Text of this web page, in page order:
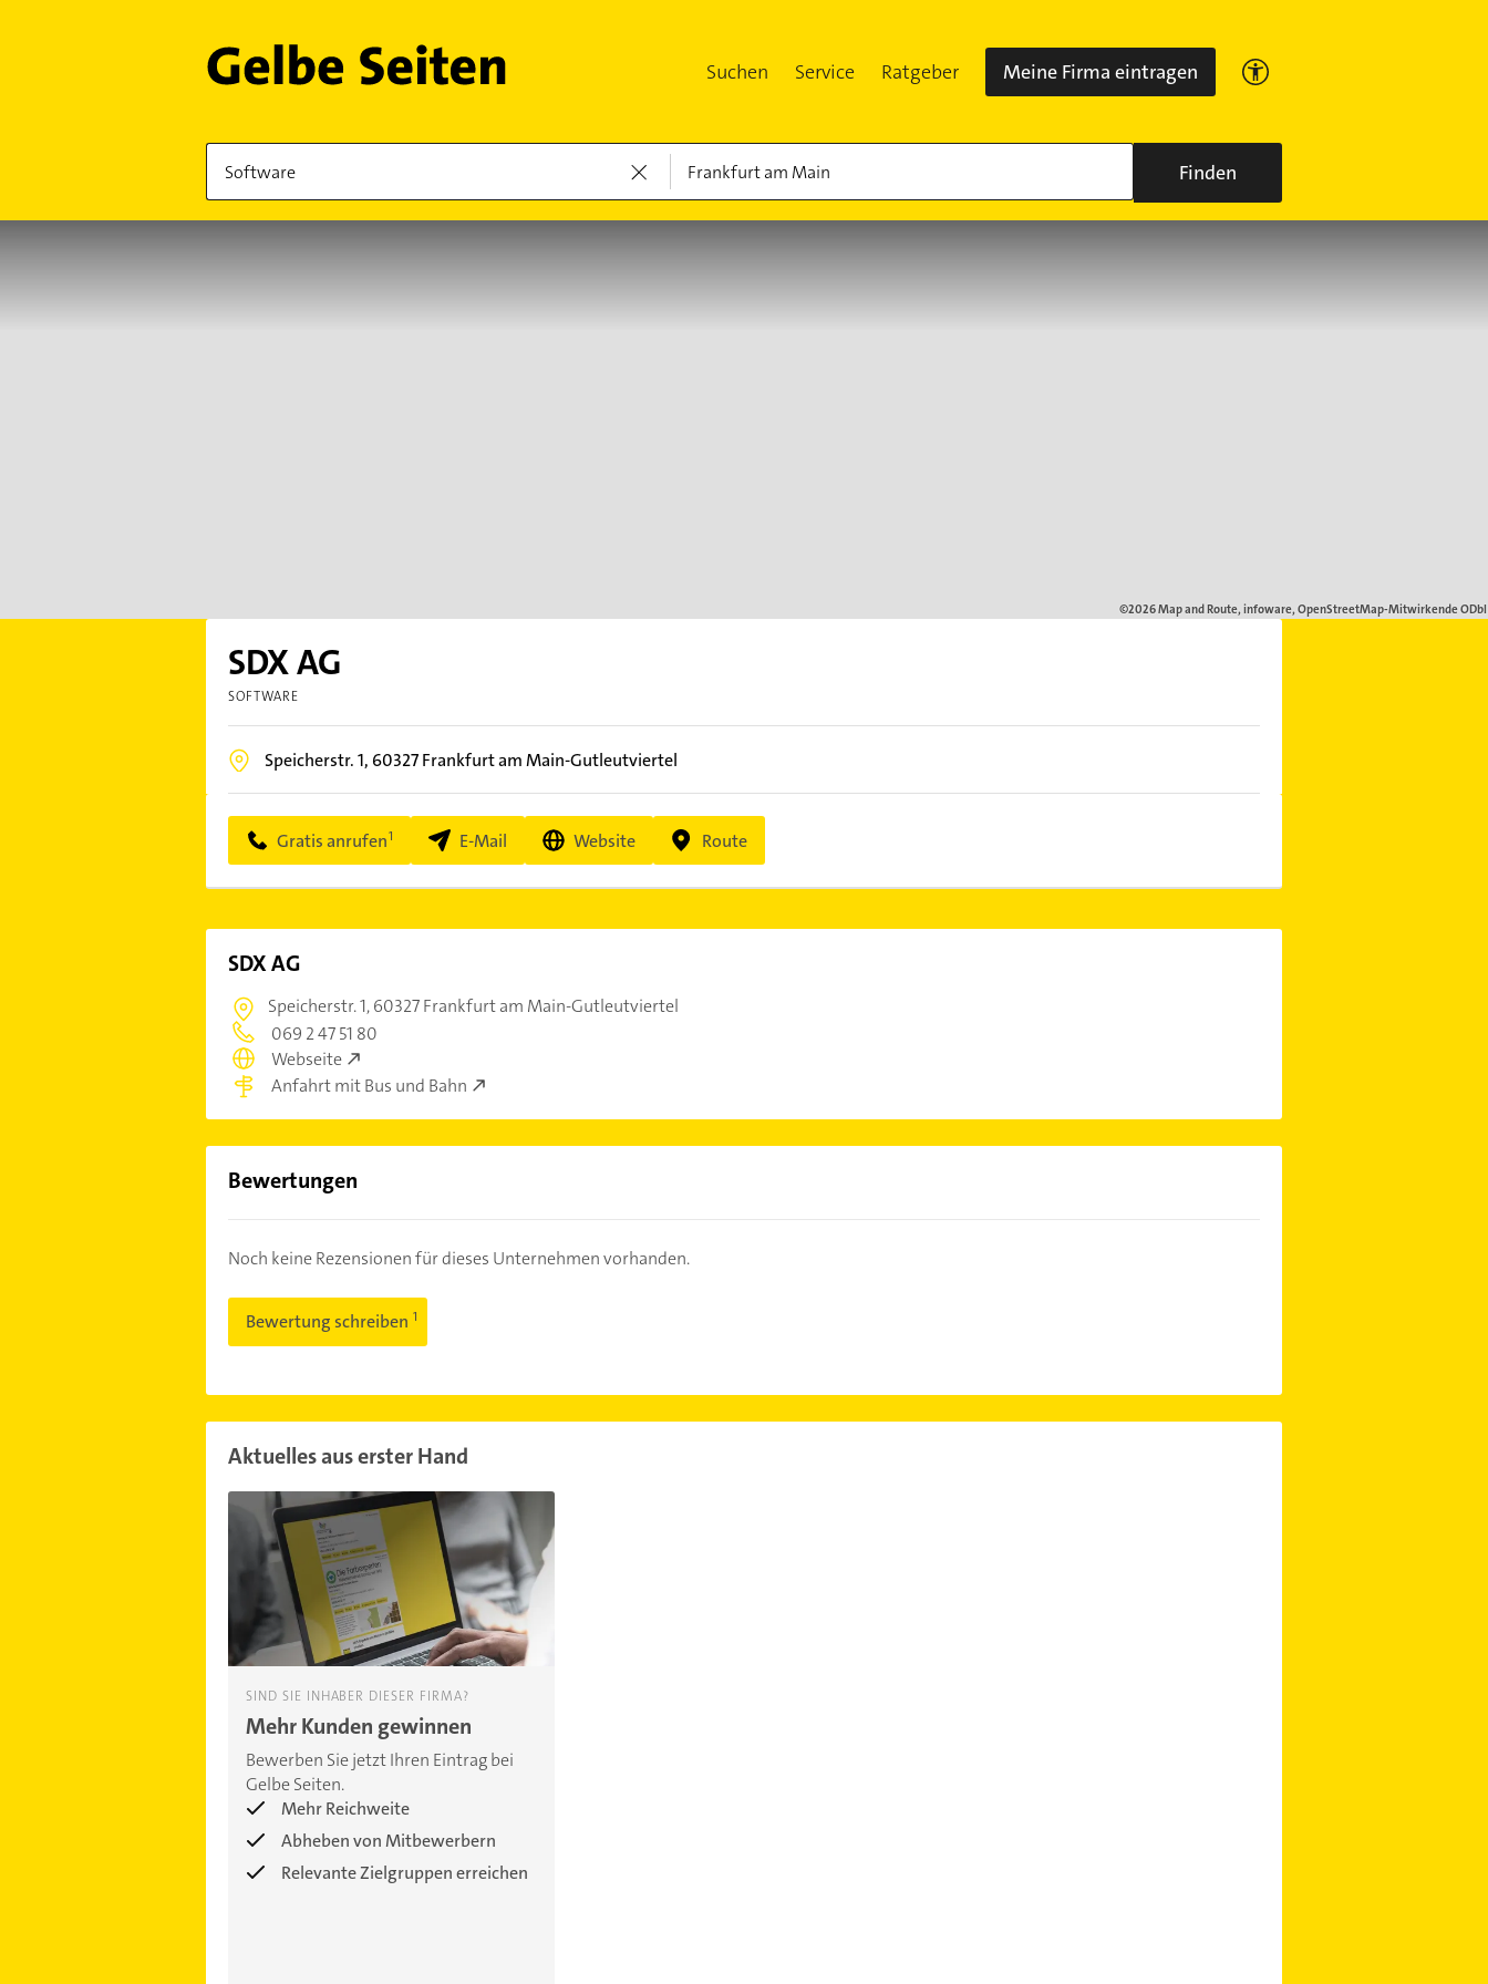
Suchen Service Ratgeber Meine Firma eintragen
Finden
SDX AG
SOFTWARE
Speicherstr. 1, 60327Frankfurt am Main-Gutleutviertel
Gratis anrufen E-Mail Website Route
SDX AG
Speicherstr. 1,60327 Frankfurt am Main-Gutleutviertel
069 2 47 51 80
Webseite
Anfahrt mit Bus und Bahn
Bewertungen
Noch keine Rezensionen für dieses Unternehmen vorhanden.
Bewertung schreiben
Aktuelles aus erster Hand
SIND SIE INHABER DIESER FIRMA?
Mehr Kunden gewinnen
Bewerben Sie jetzt Ihren Eintrag bei
Gelbe Seiten.
Mehr Reichweite
Abheben von Mitbewerbern
Relevante Zielgruppen erreichen